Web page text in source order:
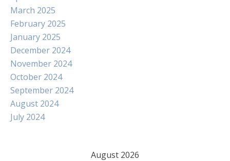
March 2025
February 2025
January 2025
December 2024
November 2024
October 2024
September 2024
August 2024
July 2024
August 2026